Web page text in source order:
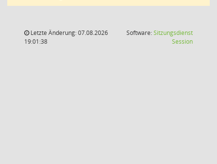
Letzte Änderung: 07.08.2026
19:01:38
Software:Sitzungsdienst
Session(Wird in